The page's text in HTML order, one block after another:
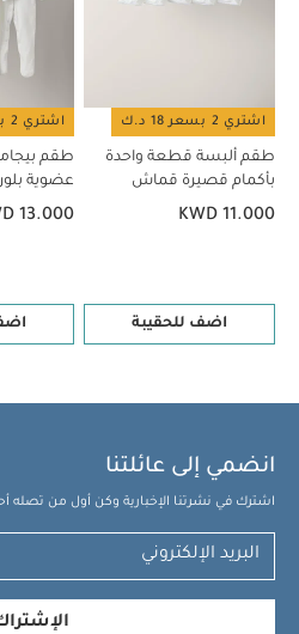
قماش عضوي بلون أبيض - 5 قطع
طقم
وحدة أدراج أوسكا
خزانة أدراج/طاولة تغيير هارويل -
اشتري 2 بسعر 18 د.ك
طقم ألبسة قطعة واحدة
بأكمام قصيرة قماش
عضوي بلون أبيض - 5 قطع
KWD 11.000
اضف للحقيبة
اشتري 2 بسعر 18 د.ك
طقم
عضوية بلون
13.000
انضمي إلى عائلتنا
اشترك في نشرتنا الإخبارية وكن أول من تصله